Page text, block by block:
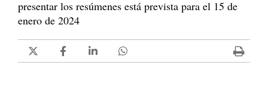
presentar los resúmenes está prevista para el 15 de
enero de 2024